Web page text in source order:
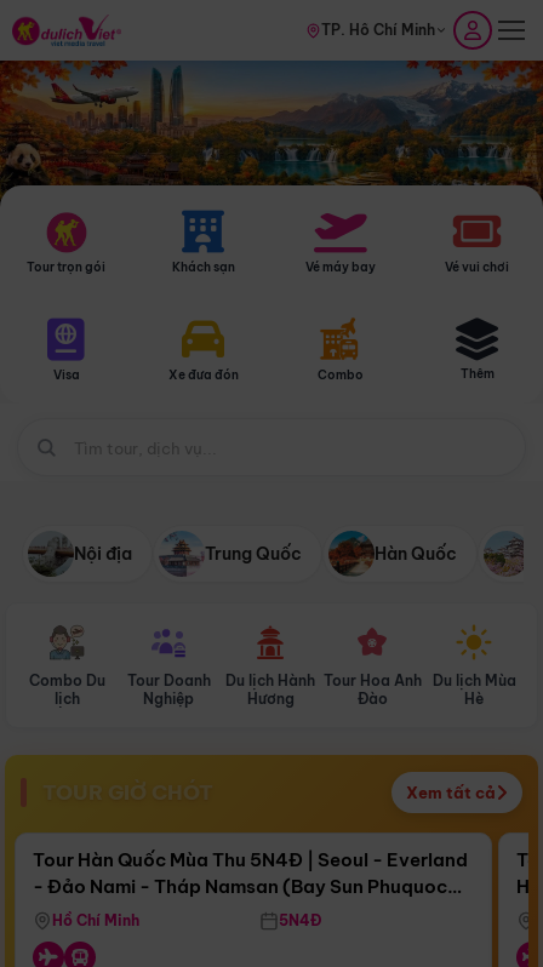
TP. Hồ Chí Minh
Tour trọn gói Khách sạn Vé máy bay Vé vui chơi
Visa Xe đưa đón Combo Thêm
Nội địa Trung Quốc Hàn Quốc
Combo Du
lịch
Tour Doanh
Nghiệp
Du lịch Hành
Hương
Tour Hoa Anh
Đào
Du lịch Mùa
Hè
TOUR GIỜ CHÓT Xem tất cả
Còn15 ngày 16:41:36
Bay Sun Phuquoc Airways
Điểm nổi bật
Tour Hàn Quốc Mùa Thu 5N4Đ | Seoul - Everland
- Đảo Nami - Tháp Namsan (Bay Sun Phuquoc
Airways)
Hồ Chí Minh 5N4Đ